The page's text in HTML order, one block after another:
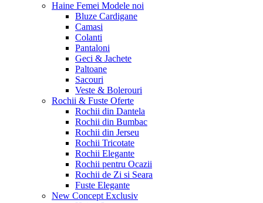
Haine Femei Modele noi
Bluze Cardigane
Camasi
Colanti
Pantaloni
Geci & Jachete
Paltoane
Sacouri
Veste & Bolerouri
Rochii & Fuste Oferte
Rochii din Dantela
Rochii din Bumbac
Rochii din Jerseu
Rochii Tricotate
Rochii Elegante
Rochii pentru Ocazii
Rochii de Zi si Seara
Fuste Elegante
New Concept Exclusiv